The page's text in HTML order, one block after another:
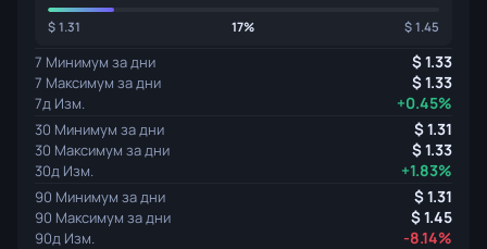
1.31 17% 1.45
7 Минимум за дни 1.33
7 Максимум за дни 1.33
7д Изм. +0.45%
30 Минимум за дни 1.31
30 Максимум за дни 1.33
30д Изм. +1.83%
90 Минимум за дни 1.31
90 Максимум за дни 1.45
90д Изм. -8.14%